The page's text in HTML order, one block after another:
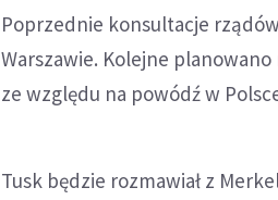
Poprzednie konsultacje
Warszawie. Kolejne
ze względu na powódź w
Tusk będzie rozmawiał z